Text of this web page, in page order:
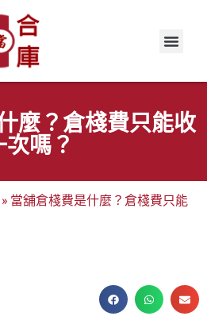
麼？倉棧費只能收
次嗎？
» 當舖倉棧費是什麼？倉棧費只能